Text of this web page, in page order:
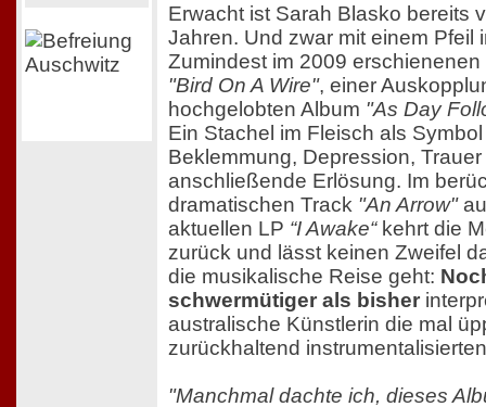
Erwacht ist Sarah Blasko bereits
Jahren. Und zwar mit einem Pfeil
Zumindest im 2009 erschienenen
"Bird On A Wire", einer
hochgelobten Album "As Day
Ein Stachel im Fleisch als
Beklemmung, Depression,
anschließende Erlösung. Im
dramatischen Track "An Arrow"
aktuellen LP “I Awake“kehrt die
zurück und lässt keinen Zweifel
die musikalische Reise geht:
schwermütiger als bisher
australische Künstlerin die mal
zurückhaltend
"Manchmal dachte ich, dieses